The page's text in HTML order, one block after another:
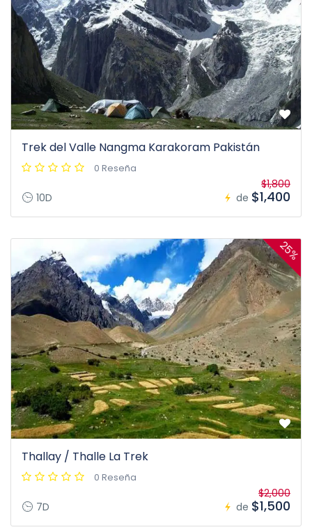
Trek del Valle Nangma Karakoram Pakistán
0 Reseña
10D de
$1,800
$1,400
25%
Thallay / Thalle La Trek
0 Reseña
7D de
$2,000
$1,500